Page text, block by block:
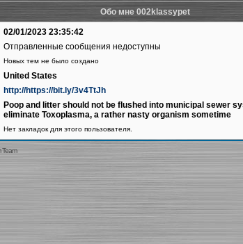
Обо мне 002klassypet
02/01/2023 23:35:42
Отправленные сообщения недоступны
Новых тем не было создано
United States
http://https://bit.ly/3v4TtJh
Poop and litter should not be flushed into municipal sewer
eliminate Toxoplasma, a rather nasty organism sometime
Нет закладок для этого пользователя.
Team